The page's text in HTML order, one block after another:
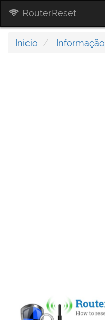
RouterReset
Início Informação